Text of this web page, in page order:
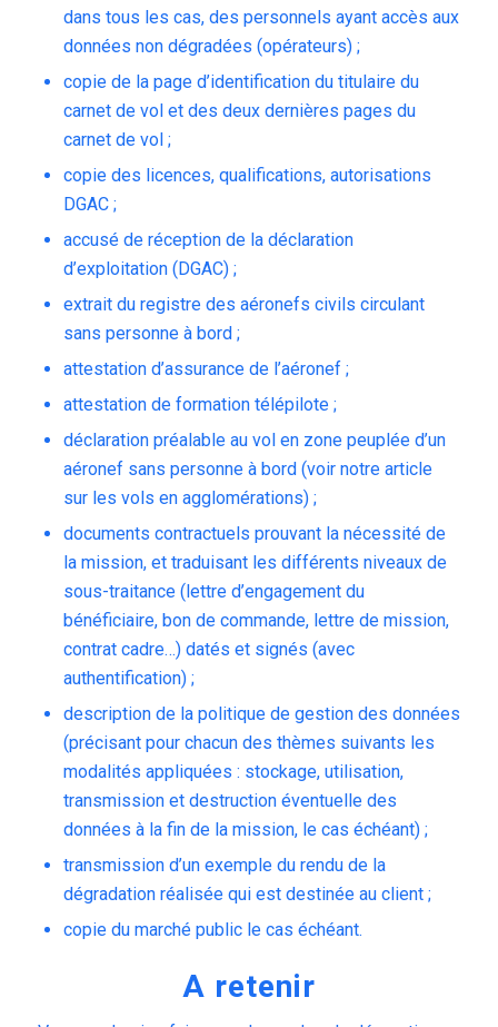
dans tous les cas, des personnels ayant accès aux
données non dégradées (opérateurs) ;
copie de la page d’identification du titulaire du
carnet de vol et des deux dernières pages du
carnet de vol ;
copie des licences, qualifications, autorisations
DGAC ;
accusé de réception de la déclaration
d’exploitation (DGAC) ;
extrait du registre des aéronefs civils circulant
sans personne à bord ;
attestation d’assurance de l’aéronef ;
attestation de formation télépilote ;
déclaration préalable au vol en zone peuplée d’un
aéronef sans personne à bord (voir notre article
sur les vols en agglomérations) ;
documents contractuels prouvant la nécessité de
la mission, et traduisant les différents niveaux de
sous-traitance (lettre d’engagement du
bénéficiaire, bon de commande, lettre de mission,
contrat cadre…) datés et signés (avec
authentification) ;
description de la politique de gestion des données
(précisant pour chacun des thèmes suivants les
modalités appliquées : stockage, utilisation,
transmission et destruction éventuelle des
données à la fin de la mission, le cas échéant) ;
transmission d’un exemple du rendu de la
dégradation réalisée qui est destinée au client ;
copie du marché public le cas échéant.
A retenir